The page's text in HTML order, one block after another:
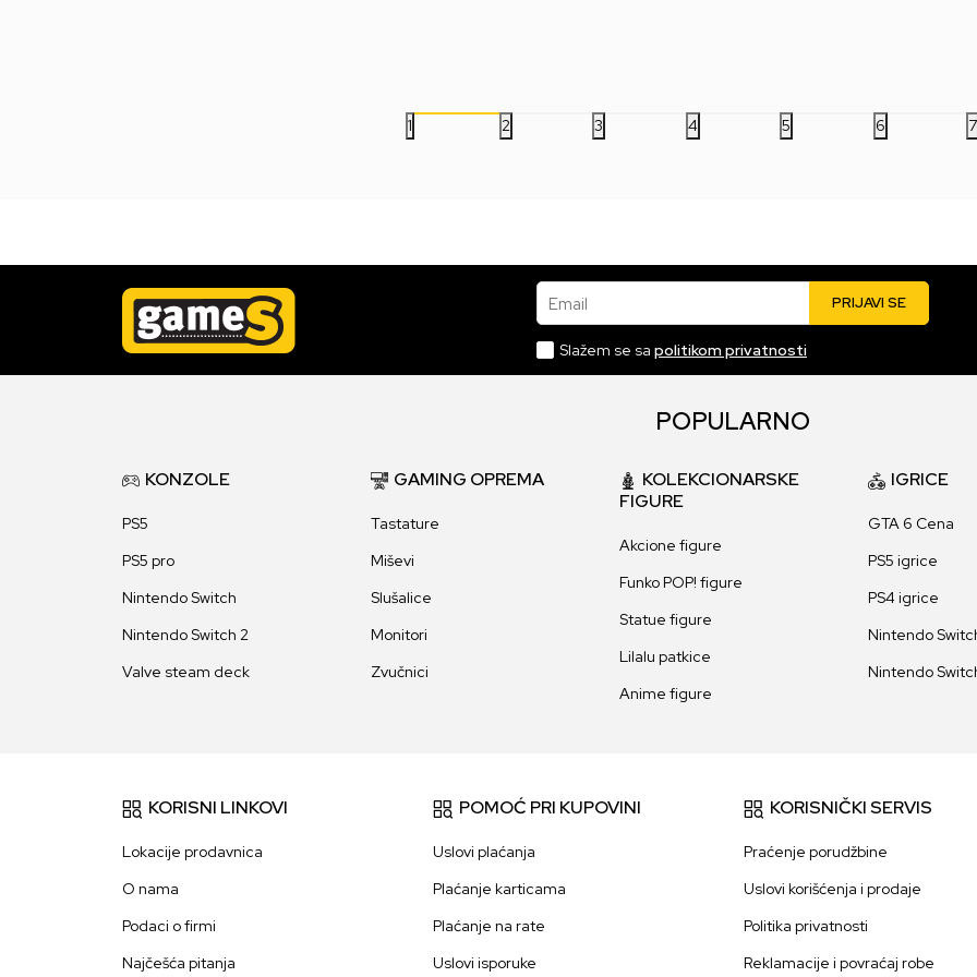
1 2 3 4 5 6 7
Email PRIJAVI SE
Slažem se sa politikom privatnosti
POPULARNO
KONZOLE
PS5
PS5 pro
Nintendo Switch
Nintendo Switch 2
Valve steam deck
GAMING OPREMA
Tastature
Miševi
Slušalice
Monitori
Zvučnici
KOLEKCIONARSKE
FIGURE
Akcione figure
Funko POP! figure
Statue figure
Lilalu patkice
Anime figure
IGRICE
GTA 6 Cena
PS5 igrice
PS4 igrice
Nintendo
Nintendo
KORISNI LINKOVI
Lokacije prodavnica
O nama
Podaci o firmi
Najčešća pitanja
POMOĆ PRI KUPOVINI
Uslovi plaćanja
Plaćanje karticama
Plaćanje na rate
Uslovi isporuke
KORISNIČKI SERVIS
Praćenje porudžbine
Uslovi korišćenja i prodaje
Politika privatnosti
Reklamacije i povraćaj robe